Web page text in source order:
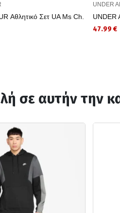
Αθλητικό Σετ UA Ms Ch.
UNDER
UNDER
47.99 €
σε αυτήν την